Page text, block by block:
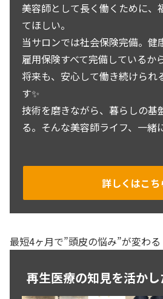
美容師として長く働くために、
てほしい。
当サロンでは社会保険完備。健
雇用保険すべて完備しているか
将来も、安心して働き続けられ
す✨
技術を磨きながら、暮らしの基
る。そんな美容師ライフ、一緒
詳しくはこち
最短4ヶ月で”頭皮の悩み”が変わる
再生医療の知見を活か